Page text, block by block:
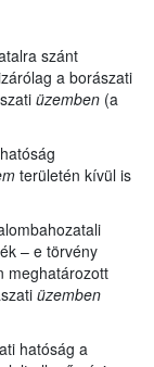
szánt
a borászati
üzemben (a
területén kívül is
– e törvény
meghatározott
üzemben
hatóság a